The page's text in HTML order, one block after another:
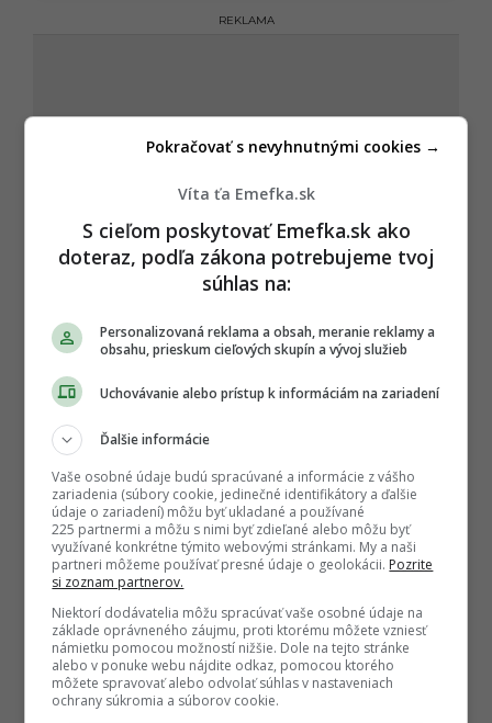
REKLAMA
Víta ťa Emefka.sk
S cieľom poskytovať Emefka.sk ako
doteraz, podľa zákona potrebujeme tvoj
súhlas na:
Personalizovaná reklama a obsah, meranie reklamy a
obsahu, prieskum cieľových skupín a vývoj služieb
Uchovávanie alebo prístup k informáciám na zariadení
Ďalšie informácie
Vaše osobné údaje budú spracúvané a informácie z vášho
zariadenia (súbory cookie, jedinečné identifikátory a ďalšie
údaje o zariadení) môžu byť ukladané a používané
225 partnermi a môžu s nimi byť zdieľané alebo môžu byť
využívané konkrétne týmito webovými stránkami. My a naši
partneri môžeme používať presné údaje o geolokácii. Pozrite
si zoznam partnerov.
Niektorí dodávatelia môžu spracúvať vaše osobné údaje na
základe oprávneného záujmu, proti ktorému môžete vzniesť
námietku pomocou možností nižšie. Dole na tejto stránke
alebo v ponuke webu nájdite odkaz, pomocou ktorého
môžete spravovať alebo odvolať súhlas v nastaveniach
ochrany súkromia a súborov cookie.
Pokračovať s nevyhnutnými cookies →